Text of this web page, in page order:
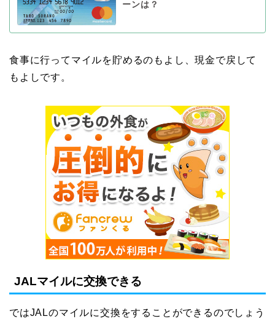
ーンは？
食事に行ってマイルを貯めるのもよし、現金で戻して
もよしです。
JALマイルに交換できる
ではJALのマイルに交換をすることができるのでしょう